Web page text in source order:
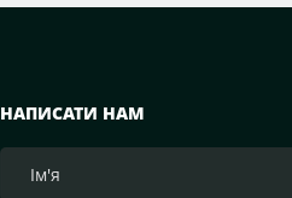
НАПИСАТИ НАМ